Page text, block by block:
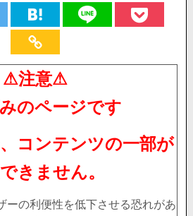
⚠注意⚠
のページです
コンテンツの一部が
きません。
ーの利便性を低下させる恐れがあ